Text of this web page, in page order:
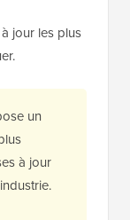
jour les plus
un
à jour